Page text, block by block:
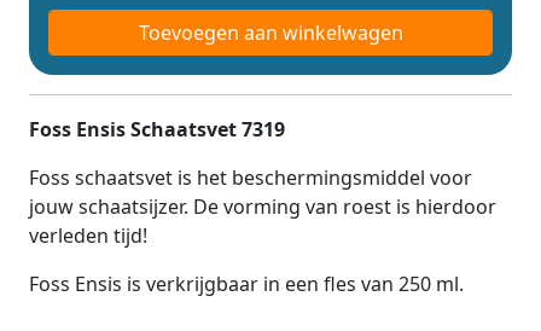
Toevoegen aan winkelwagen
Foss Ensis Schaatsvet 7319
Foss schaatsvet is het beschermingsmiddel voor
jouw schaatsijzer. De vorming van roest is hierdoor
verleden tijd!
Foss Ensis is verkrijgbaar in een fles van 250 ml.